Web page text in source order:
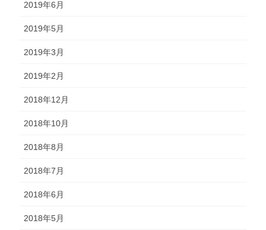
2019年6月
2019年5月
2019年3月
2019年2月
2018年12月
2018年10月
2018年8月
2018年7月
2018年6月
2018年5月